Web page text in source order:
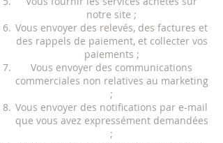
notre site ;
Vous envoyer des relevés, des factures et
des rappels de paiement, et collecter vos
paiements ;
Vous envoyer des communications
commerciales non relatives au marketing
;
Vous envoyer des notifications par e-mail
que vous avez expressément demandées
;